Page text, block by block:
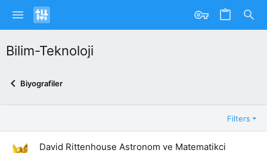
Bilim-Teknoloji
Biyografiler
Filters
David Rittenhouse Astronom ve Matematikci